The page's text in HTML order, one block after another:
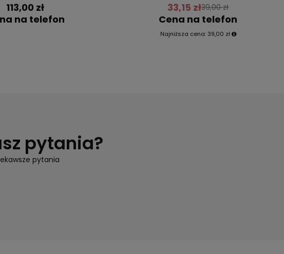
113,00 zł
na telefon
33,15 zł39,00 zł
Cena na telefon
Najniższa cena: 39,00 zł
pytania?
pytania